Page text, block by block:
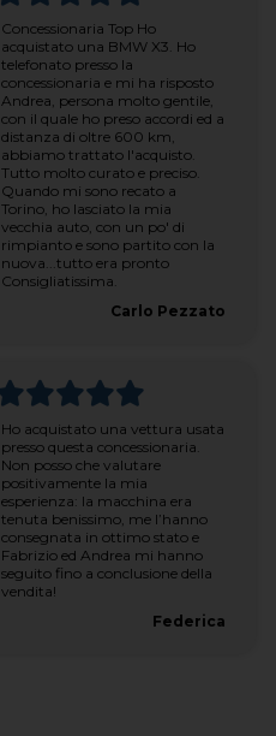
Concessionaria Top Ho
acquistato una BMW X3. Ho
telefonato presso la
concessionaria e mi ha risposto
Andrea, persona molto gentile,
con il quale ho preso accordi ed a
distanza di oltre 600 km,
abbiamo trattato l'acquisto.
Tutto molto curato e preciso.
Quando mi sono recato a
Torino, ho lasciato la mia
vecchia auto, con un po' di
rimpianto e sono partito con la
nuova...tutto era pronto
Consigliatissima.
Carlo Pezzato
Ho acquistato una vettura usata
presso questa concessionaria.
Non posso che valutare
positivamente la mia
esperienza: la macchina era
tenuta benissimo, me l’hanno
consegnata in ottimo stato e
Fabrizio ed Andrea mi hanno
seguito fino a conclusione della
vendita!
Federica